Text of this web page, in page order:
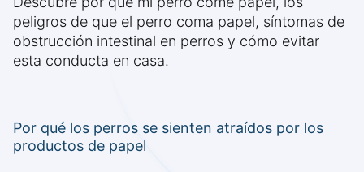
peligros de que el perro coma papel, síntomas de
obstrucción intestinal en perros y cómo evitar
esta conducta en casa.
Por qué los perros se sienten atraídos por los
productos de papel